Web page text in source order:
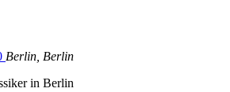
Berlin, Berlin
in Berlin